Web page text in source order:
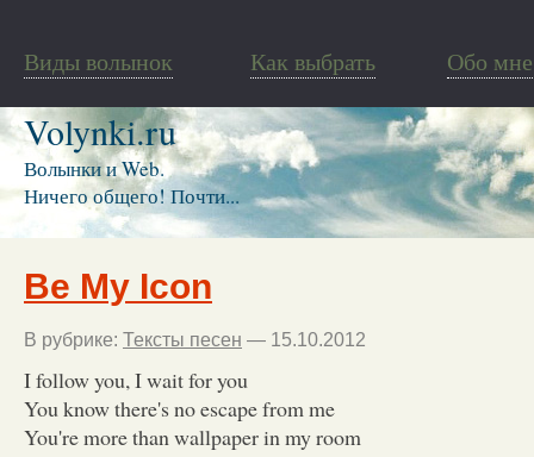
Виды волынок Как выбрать Обо мне
Volynki.ru
Волынки и Web.
Ничего общего! Почти...
Be My Icon
В рубрике: Тексты песен — 15.10.2012
I follow you, I wait for you
You know there's no escape from me
You're more than wallpaper in my room